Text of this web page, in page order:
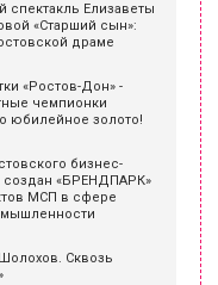
Елизаветы
«Старший сын»:
драме
«Ростов-Дон» -
чемпионки
юбилейное золото!
бизнес-
создан «БРЕНДПАРК»
МСП в сфере
Сквозь